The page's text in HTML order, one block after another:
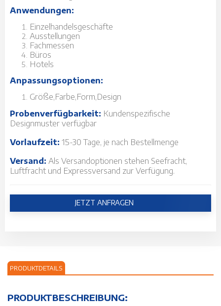
Anwendungen:
Einzelhandelsgeschäfte
Ausstellungen
Fachmessen
Büros
Hotels
Anpassungsoptionen:
Größe,Farbe,Form,Design
Probenverfügbarkeit: Kundenspezifische
Designmuster verfügbar
Vorlaufzeit: 15-30 Tage, je nach Bestellmenge
Versand: Als Versandoptionen stehen Seefracht,
Luftfracht und Expressversand zur Verfügung.
JETZT ANFRAGEN
PRODUKTDETAILS
PRODUKTBESCHREIBUNG: